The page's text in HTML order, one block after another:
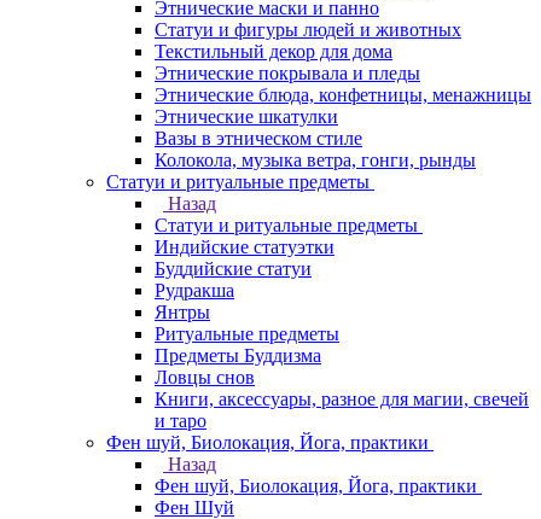
Этнические маски и панно
Статуи и фигуры людей и животных
Текстильный декор для дома
Этнические покрывала и пледы
Этнические блюда, конфетницы, менажницы
Этнические шкатулки
Вазы в этническом стиле
Колокола, музыка ветра, гонги, рынды
Статуи и ритуальные предметы
Назад
Статуи и ритуальные предметы
Индийские статуэтки
Буддийские статуи
Рудракша
Янтры
Ритуальные предметы
Предметы Буддизма
Ловцы снов
Книги, аксессуары, разное для магии, свечей
и таро
Фен шуй, Биолокация, Йога, практики
Назад
Фен шуй, Биолокация, Йога, практики
Фен Шуй